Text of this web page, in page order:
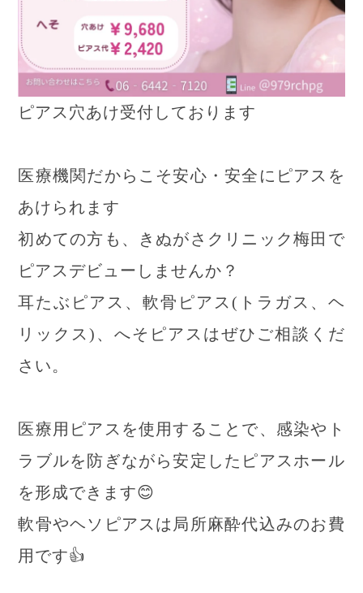
ピアス穴あけ受付しております
医療機関だからこそ安心・安全にピアスを
あけられます
初めての方も、きぬがさクリニック梅田で
ピアスデビューしませんか？
耳たぶピアス、軟骨ピアス(トラガス、ヘ
リックス)、へそピアスはぜひご相談くだ
さい。
医療用ピアスを使用することで、感染やト
ラブルを防ぎながら安定したピアスホール
を形成できます😊
軟骨やヘソピアスは局所麻酔代込みのお費
用です👍